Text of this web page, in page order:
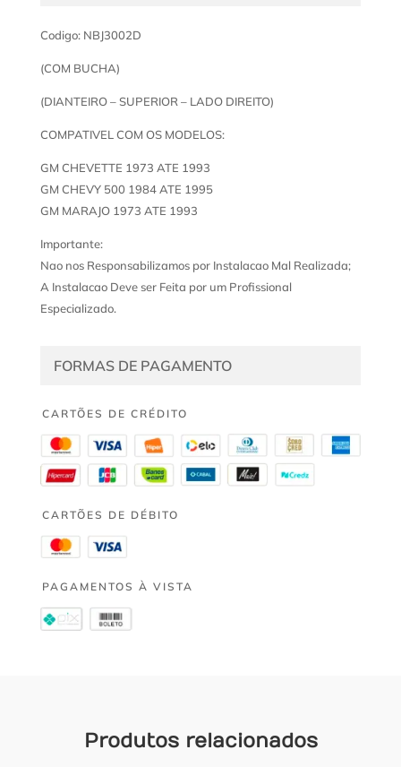
Codigo: NBJ3002D
(COM BUCHA)
(DIANTEIRO – SUPERIOR – LADO DIREITO)
COMPATIVEL COM OS MODELOS:
GM CHEVETTE 1973 ATE 1993
GM CHEVY 500 1984 ATE 1995
GM MARAJO 1973 ATE 1993
Importante:
Nao nos Responsabilizamos por Instalacao Mal Realizada;
A Instalacao Deve ser Feita por um Profissional
Especializado.
FORMAS DE PAGAMENTO
CARTÕES DE CRÉDITO
CARTÕES DE DÉBITO
PAGAMENTOS À VISTA
Produtos relacionados